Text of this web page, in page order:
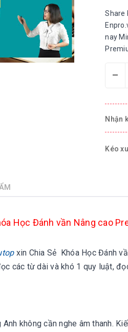
Share
nay
–
Nhận
Kéo
Học Đánh vần Nâng cao
xin Chia Sẻ Khóa Học Đánh
các từ dài và khó 1 quy luật,
không cần nghe âm thanh.